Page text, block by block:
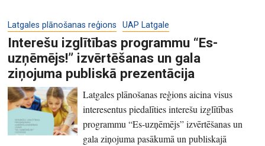
Latgales plānošanas reģions UAP Latgale
Interešu izglītības programmu “Es-
uzņēmējs!” izvērtēšanas un gala
ziņojuma publiskā prezentācija
Latgales plānošanas reģions aicina visus
interesentus piedalīties interešu izglītības
programmu “Es-uzņēmējs” izvērtēšanas un
gala ziņojuma pasākumā un publiskajā